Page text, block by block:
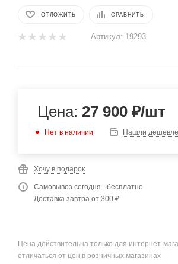
ОТЛОЖИТЬ СРАВНИТЬ
Артикул: 19293
Цена: 27 900 ₽/шт
Нет в наличии Нашли
Хочу в подарок
Самовывоз сегодня - бесплатно
Доставка завтра от 300 ₽
Цена действительна только для интернет-
отличаться от цен в розничных магазинах